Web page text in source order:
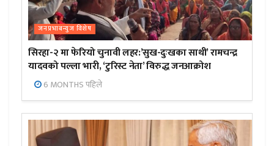
जनप्रभाबन्युज विशेष
सिरहा-२ मा फेरियो चुनावी लहर:’सुख-दुःखका साथी’ रामचन्द्र
यादवको पल्ला भारी, ‘टुरिस्ट नेता’ विरुद्ध जनआक्रोश
6 MONTHS पहिले